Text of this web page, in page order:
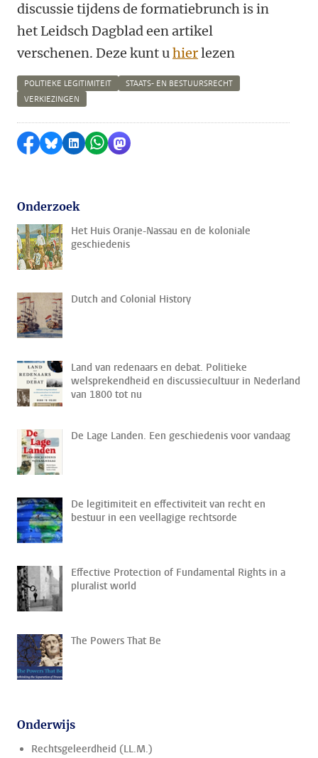
discussie tijdens de formatiebrunch is in
het Leidsch Dagblad een artikel
verschenen. Deze kunt uhierlezen
POLITIEKE LEGITIMITEIT
STAATS- EN BESTUURSRECHT
VERKIEZINGEN
Delen op Facebook
Delen via Bluesky
Delen op LinkedIn
Delen via WhatsApp
Delen via Mastodon
Onderzoek
Het Huis Oranje-Nassau en de koloniale
geschiedenis
Dutch and Colonial History
Land van redenaars en debat. Politieke
welsprekendheid en discussiecultuur in Nederland
van 1800 tot nu
De Lage Landen. Een geschiedenis voor vandaag
De legitimiteit en effectiviteit van recht en
bestuur in een veellagige rechtsorde
Effective Protection of Fundamental Rights in a
pluralist world
The Powers That Be
Onderwijs
Rechtsgeleerdheid (LL.M.)